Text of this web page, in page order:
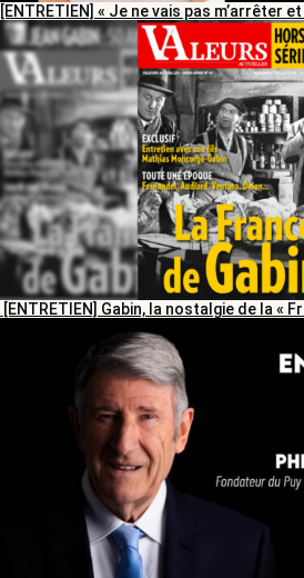
[ENTRETIEN] « Je ne vais pas m’arrêter
[ENTRETIEN] Gabin, la nostalgie de la «